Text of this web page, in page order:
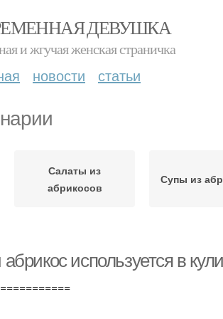
ДЕВУШКА
и жгучая женская страничка
новости статьи
Салаты из
абрикосов
Супы из
используется в